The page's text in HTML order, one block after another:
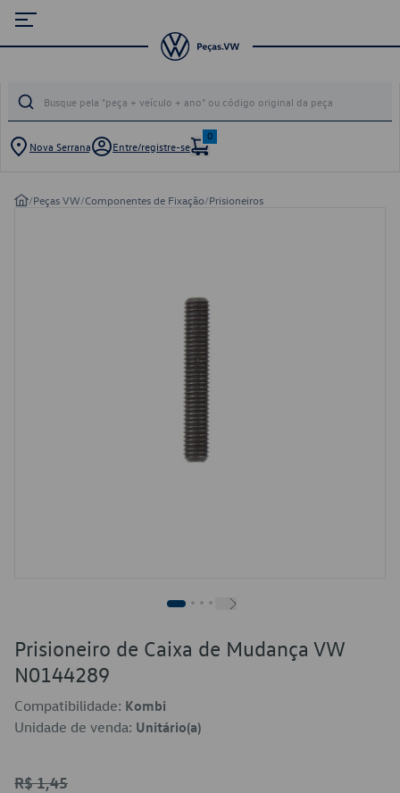
Nova Serrana Entre/registre-se
0
/Peças VW/Componentes de Fixação/Prisioneiros
Prisioneiro de Caixa de Mudança VW
N0144289
Compatibilidade: Kombi
Unidade de venda: Unitário(a)
R$ 1,45